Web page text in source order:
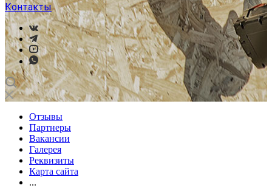
Контакты
Отзывы
Партнеры
Вакансии
Галерея
Реквизиты
Карта сайта
...